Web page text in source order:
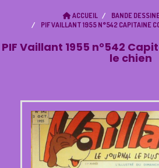
ACCUEIL BANDE
PIF VAILLANT 1955 N°542 CAPITAINE
PIF Vaillant 1955 n°542
le chien